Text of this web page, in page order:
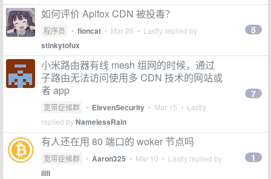
如何评价 Apifox CDN 被投毒？
程序员 • fioncat • Mar 26 • Lastly replied by
stinkytofux
5
小米路由器有线 mesh 组网的时候，通过
子路由无法访问使用多 CDN 技术的网站或
者 app
宽带症候群 • ElevenSecurity • Mar 15 • Lastly
replied byNamelessRain
7
有人还在用 80 端口的 woker 节点吗
宽带症候群 • Aaron325 • Mar 10 • Lastly replied by
ilili
1